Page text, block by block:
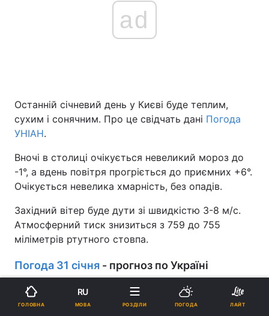
ad
Останній січневий день у Києві буде теплим,
сухим і сонячним. Про це свідчать дані Погода
УНІАН.
Вночі в столиці очікується невеликий мороз до
-1°, а вдень повітря прогріється до приємних +6°.
Очікується невелика хмарність, без опадів.
Західний вітер буде дути зі швидкістю 3-8 м/с.
Атмосферний тиск знизиться з 759 до 755
міліметрів ртутного стовпа.
Погода 31 січня - прогноз по Україні
У Львові в середу буде невелика хмарність. Вночі
-3°, вдень +5°.
ГОЛОВНА
RU
МОВА РОЗДІЛИ ПОГОДА ЛАЙТ